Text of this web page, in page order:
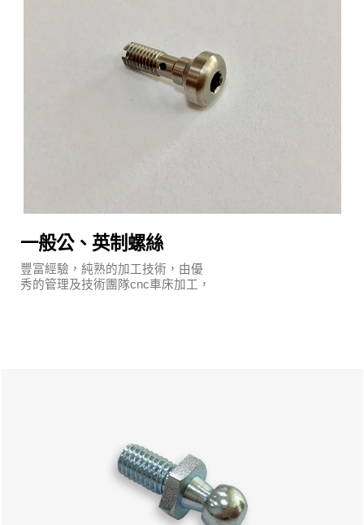
一般公、英制螺絲
豐富經驗，純熟的加工技術，由優
秀的管理及技術團隊cnc車床加工，